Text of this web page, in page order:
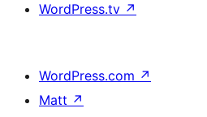
WordPress.tv ↗
WordPress.com ↗
Matt ↗